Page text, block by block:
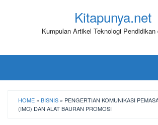
Kitapunya.net
Kumpulan Artikel Teknologi Pendidikan
HOME » BISNIS » PENGERTIAN KOMUNIKASI
(IMC) DAN ALAT BAURAN PROMOSI